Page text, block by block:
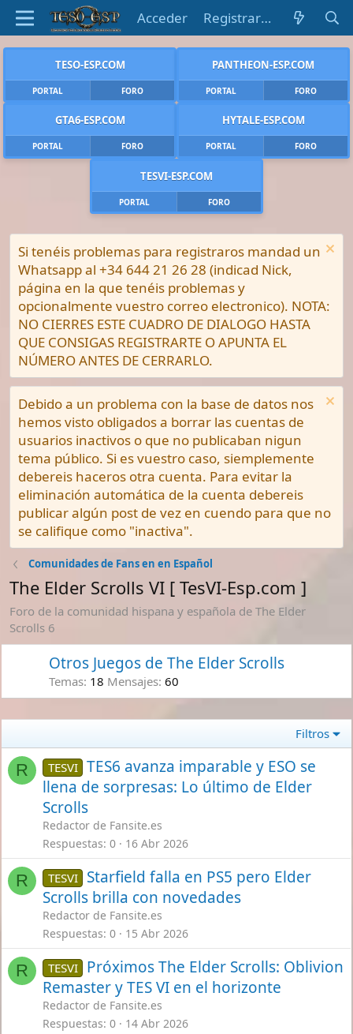
Acceder Registrarse
TESO-ESP.COM
PORTAL FORO
PANTHEON-ESP.COM
PORTAL FORO
GTA6-ESP.COM
PORTAL FORO
HYTALE-ESP.COM
PORTAL FORO
TESVI-ESP.COM
PORTAL FORO
Si tenéis problemas para registraros mandad un
Whatsapp al +34 644 21 26 28 (indicad Nick,
página en la que tenéis problemas y
opcionalmente vuestro correo electronico). NOTA:
NO CIERRES ESTE CUADRO DE DIALOGO HASTA
QUE CONSIGAS REGISTRARTE O APUNTA EL
NÚMERO ANTES DE CERRARLO.
Debido a un problema con la base de datos nos
hemos visto obligados a borrar las cuentas de
usuarios inactivos o que no publicaban nigun
tema público. Si es vuestro caso, siemplemente
debereis haceros otra cuenta. Para evitar la
eliminación automática de la cuenta debereis
publicar algún post de vez en cuendo para que no
se califique como "inactiva".
Comunidades de Fans en en Español
The Elder Scrolls VI [ TesVI-Esp.com ]
Foro de la comunidad hispana y española de The Elder
Scrolls 6
Otros Juegos de The Elder Scrolls
Temas 18 Mensajes 60
Filtros
R TESVI TES6 avanza imparable y ESO se
llena de sorpresas: Lo último de Elder
Scrolls
Redactor de Fansite.es
Respuestas 0 16 Abr 2026
R TESVI
Starfield falla en PS5 pero Elder
Scrolls brilla con novedades
Redactor de Fansite.es
Respuestas 0 15 Abr 2026
R TESVI
Próximos The Elder Scrolls: Oblivion
Remaster y TES VI en el horizonte
Redactor de Fansite.es
Respuestas 0 14 Abr 2026